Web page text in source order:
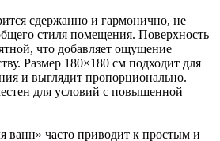
сдержанно и гармонично, не
стиля помещения. Поверхность
что добавляет ощущение
Размер 180×180 см подходит для
и выглядит пропорционально.
для условий с повышенной
ванн» часто приводит к простым и